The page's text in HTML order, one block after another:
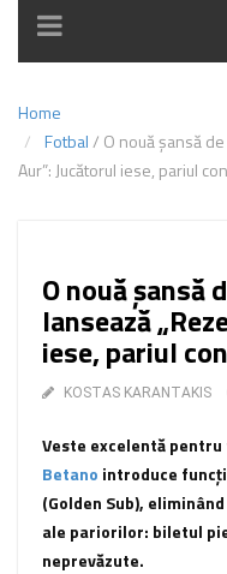
TOGGLE
NAVIGATION
Home
Fotbal/ O nouă șansă
Aur”: Jucătorul iese, pariul
O nouă șansă
lansează
iese, pariul
KOSTAS KARANTAKIS
Veste excelentă
Betano introduce
(Golden Sub),
ale pariorilor: biletul
neprevăzute.